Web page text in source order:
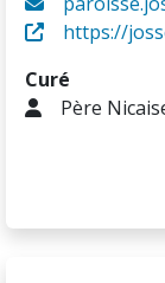
https://
Curé
Père